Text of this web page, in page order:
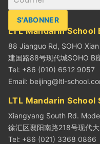
S'ABONNER
LTL Mandarin School
88 Jianguo Rd, SOHO
建国路88号现代城SOHO B
Tel: +86 (010) 6512 9057
Email: beijing@ltl-
LTL Mandarin School
Xiangyang South Rd.
徐汇区襄阳南路218号现代
Tel: +86 (021) 3368 0866